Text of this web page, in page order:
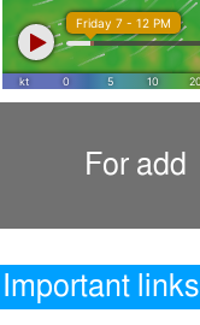
For add
Important links